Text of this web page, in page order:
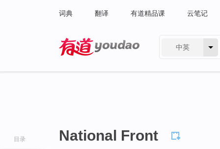
词典 翻译 有道精品课 云笔记
中英
目录 National Front